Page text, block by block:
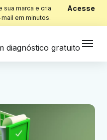
sua marca e cria
em minutos.
Acesse
diagnóstico gratuito